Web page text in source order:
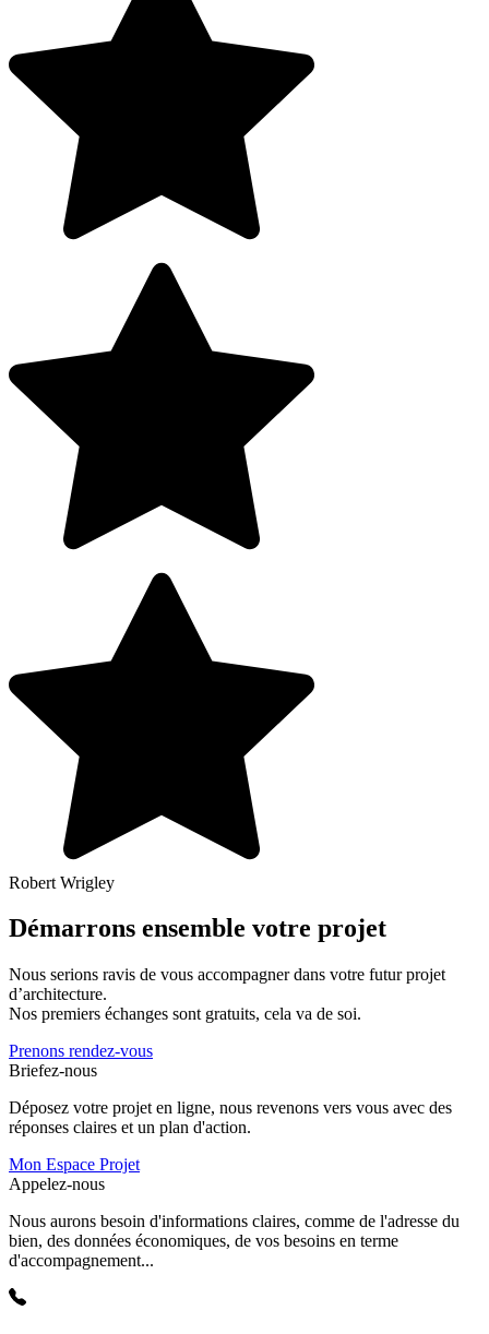
Robert Wrigley
Démarrons ensemble votre projet
Nous serions ravis de vous accompagner dans votre futur projet
d’architecture.
Nos premiers échanges sont gratuits, cela va de soi.
Prenons rendez-vous
Briefez-nous
Déposez votre projet en ligne, nous revenons vers vous avec des
réponses claires et un plan d'action.
Mon Espace Projet
Appelez-nous
Nous aurons besoin d'informations claires, comme de l'adresse du
bien, des données économiques, de vos besoins en terme
d'accompagnement...